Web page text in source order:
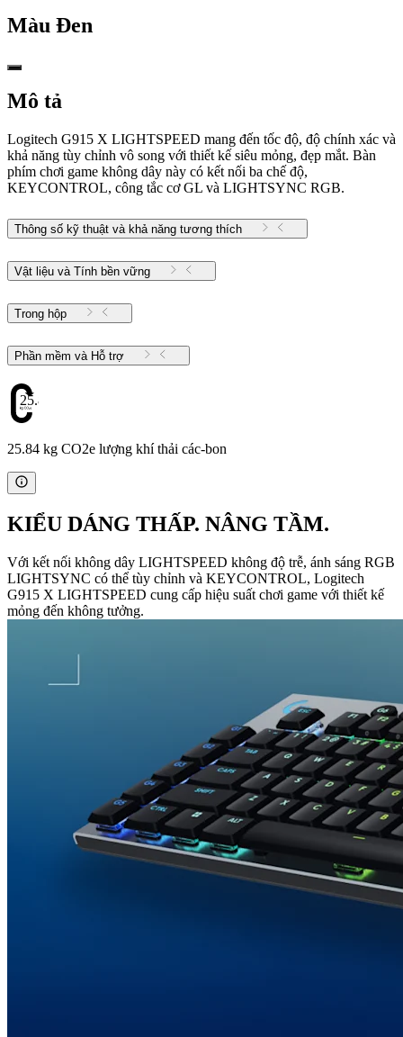
Màu Đen
Mô tả
Logitech G915 X LIGHTSPEED mang đến tốc độ, độ chính xác và
khả năng tùy chỉnh vô song với thiết kế siêu mỏng, đẹp mắt. Bàn
phím chơi game không dây này có kết nối ba chế độ,
KEYCONTROL, công tắc cơ GL và LIGHTSYNC RGB.
Thông số kỹ thuật và khả năng tương thích
Vật liệu và Tính bền vững
Trong hộp
Phần mềm và Hỗ trợ
25.84
25.84 kg CO2e lượng khí thải các-bon
KIỂU DÁNG THẤP. NÂNG TẦM.
Với kết nối không dây LIGHTSPEED không độ trễ, ánh sáng RGB
LIGHTSYNC có thể tùy chỉnh và KEYCONTROL, Logitech
G915 X LIGHTSPEED cung cấp hiệu suất chơi game với thiết kế
mỏng đến không tưởng.